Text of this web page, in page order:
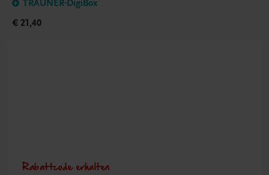
TRAUNER-DigiBox
€ 21,40
Rabattcode erhalten